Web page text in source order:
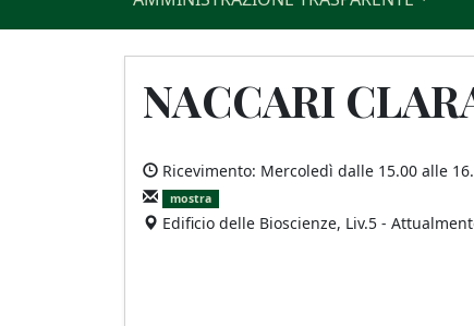
NACCARI
Ricevimento: Mercoledì dalle 15.00 alle
mostra
Edificio delle Bioscienze, Liv.5 -